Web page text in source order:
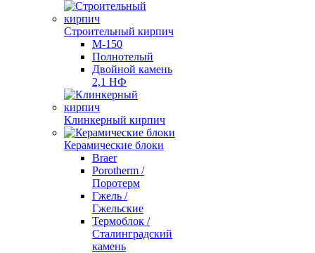
Строительный кирпич
М-150
Полнотелый
Двойной камень
2,1 НФ
Клинкерный кирпич
Керамические блоки
Braer
Porotherm /
Поротерм
Гжель /
Гжельские
Термоблок /
Сталинградский
камень